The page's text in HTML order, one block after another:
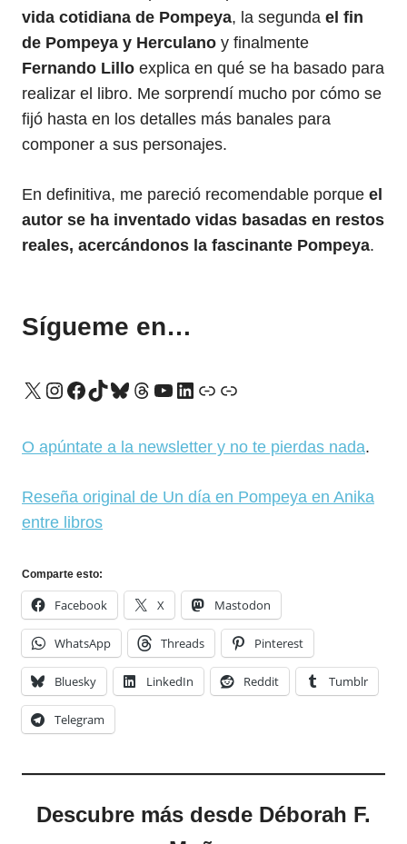
vida cotidiana de Pompeya, la segunda el fin
de Pompeya y Herculano y finalmente
Fernando Lillo explica en qué se ha basado para
realizar el libro. Me sorprendí mucho por cómo se
fijó hasta en los detalles más banales para
componer a sus personajes.
En definitiva, me pareció recomendable porque el
autor se ha inventado vidas basadas en restos
reales, acercándonos la fascinante Pompeya.
Sígueme en…
X Instagram
Facebook
TikTok
Bluesky
Threads
YouTube
LinkedIn
Enlace
Enlace
O apúntate a la newsletter y no te pierdas nada.
Reseña original de Un día en Pompeya en Anika
entre libros
Comparte esto:
Facebook X Mastodon
WhatsApp Threads Pinterest
Bluesky LinkedIn Reddit Tumblr
Telegram
Descubre más desde Déborah F.